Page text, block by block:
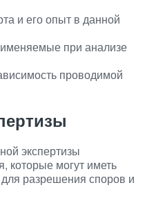
и его опыт в данной
при анализе
проводимой
экспертизы
которые могут иметь
разрешения споров и